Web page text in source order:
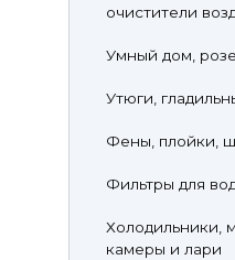
очистители
Умный дом,
Утюги,
Фены, плойки,
Фильтры для
Холодильники,
камеры и лари